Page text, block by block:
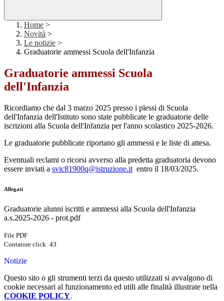
Home >
Novità >
Le notizie >
Graduatorie ammessi Scuola dell'Infanzia
Graduatorie ammessi Scuola
dell'Infanzia
Ricordiamo che dal 3 marzo 2025 presso i plessi di Scuola
dell'Infanzia dell'Istituto sono state pubblicate le graduatorie delle
iscrizioni alla Scuola dell'Infanzia per l'anno scolastico 2025-2026.
Le graduatorie pubblicate riportano gli ammessi e le liste di attesa.
Eventuali reclami o ricorsi avverso alla predetta graduatoria devono
essere inviati a svic81900q@istruzione.it entro il 18/03/2025.
Allegati
Graduatorie alunni iscritti e ammessi alla Scuola dell'Infanzia
a.s.2025-2026 - prot.pdf
File PDF
Contatore click: 43
Notizie
Questo sito o gli strumenti terzi da questo utilizzati si avvalgono di
cookie necessari al funzionamento ed utili alle finalità illustrate nella
COOKIE POLICY.